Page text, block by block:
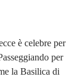
è celebre per
per
la Basilica di